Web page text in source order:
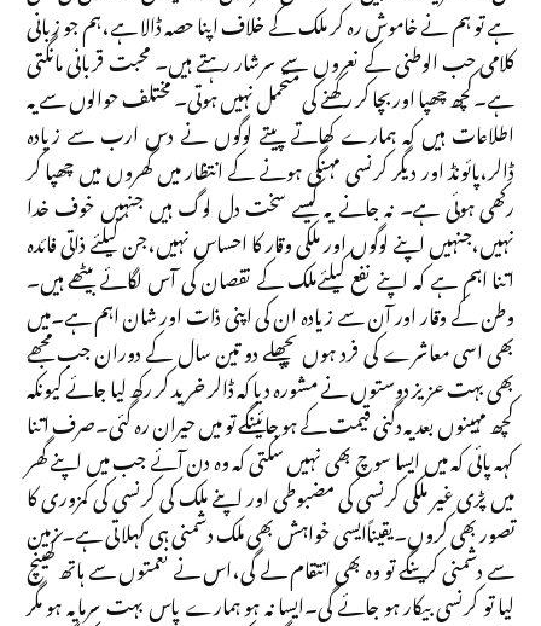
ہے تو ہم نے خاموش رہ کر ملک کے خلاف اپنا حصہ ڈالا ہے،ہم جو زبانی
کلامی حب الوطنی کے نعروں سے سرشار رہتے ہیں۔ محبت قربانی مانگتی
ہے۔کچھ چھپا اور بچا کر رکھنے کی متحمل نہیں ہوتی۔ مختلف حوالوں سے یہ
اطلاعات ہیں کہ ہمارے کھاتے پیتے لوگوں نے دس ارب سے زیادہ
ڈالر،پائونڈ اور دیگر کرنسی مہنگی ہونے کے انتظار میں گھروں میں چھپا کر
رکھی ہوئی ہے۔ نہ جانے یہ کیسے سخت دل لوگ ہیں جنہیں خوف خدا
نہیں،جنہیں اپنے لوگوں اور ملکی وقار کا احساس نہیں،جن کیلئے ذاتی فائدہ
اتنا اہم ہے کہ اپنے نفع کیلئےملک کے نقصان کی آس لگائے بیٹھے ہیں۔
وطن کے وقار اور آن سے زیادہ ان کی اپنی ذات اور شان اہم ہے۔میں
بھی اسی معاشرے کی فرد ہوں پچھلے دو تین سال کے دوران جب مجھے
بھی بہت عزیز دوستوں نے مشورہ دیا کہ ڈالر خرید کر رکھ لیا جائے کیونکہ
کچھ مہینوں بعد یہ دگنی قیمت کے ہو جائینگے تو میں حیران رہ گئی۔صرف اتنا
کہہ پائی کہ میں ایسا سوچ بھی نہیں سکتی کہ وہ دن آئے جب میں اپنے گھر
میں پڑی غیر ملکی کرنسی کی مضبوطی اور اپنے ملک کی کرنسی کی کمزوری کا
تصور بھی کروں۔یقیناًایسی خواہش بھی ملک دشمنی ہی کہلا تی ہے۔ زمین
سے دشمنی کرینگے تو وہ بھی انتقام لے گی،اس نے نعمتوں سے ہاتھ کھینچ
لیا تو کرنسی بیکار ہو جائے گی۔ایسا نہ ہو ہمارے پاس بہت سرمایہ ہو مگر